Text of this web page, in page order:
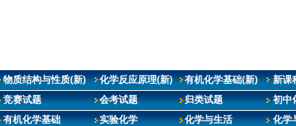
物质结构与性质(新) 化学反应原理(新) 有机化学基础(新) 新课
竞赛试题 会考试题 归类试题 初中
有机化学基础 实验化学 化学与生活 化学